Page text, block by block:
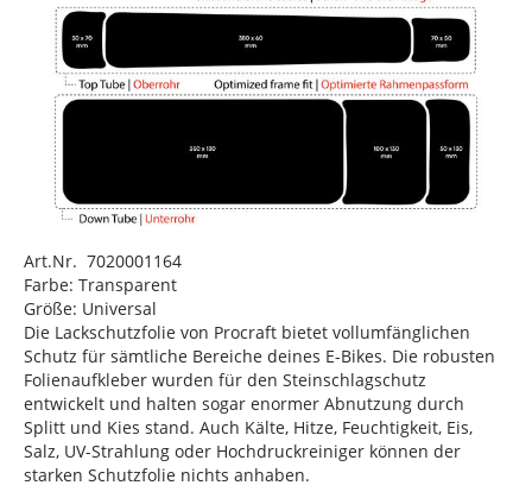
Art.Nr. 7020001164
Farbe: Transparent
Größe: Universal
Die Lackschutzfolie von Procraft bietet vollumfänglichen
Schutz für sämtliche Bereiche deines E-Bikes. Die robusten
Folienaufkleber wurden für den Steinschlagschutz
entwickelt und halten sogar enormer Abnutzung durch
Splitt und Kies stand. Auch Kälte, Hitze, Feuchtigkeit, Eis,
Salz, UV-Strahlung oder Hochdruckreiniger können der
starken Schutzfolie nichts anhaben.